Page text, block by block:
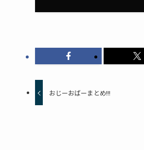
おじーおばーまとめ!!!